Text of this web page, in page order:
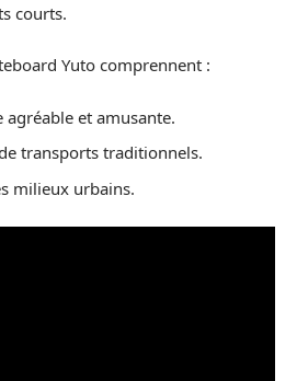
courts.
Yuto comprennent :
agréable et amusante.
transports traditionnels.
milieux urbains.